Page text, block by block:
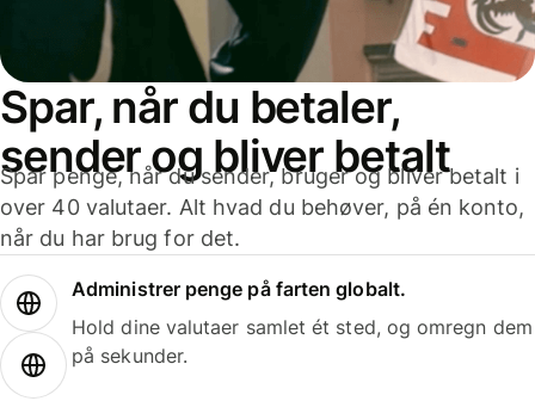
Spar, når du betaler,
sender og bliver betalt
Spar penge, når du sender, bruger og bliver betalt i
over 40 valutaer. Alt hvad du behøver, på én konto,
når du har brug for det.
Administrer penge på farten globalt.
Hold dine valutaer samlet ét sted, og omregn dem
på sekunder.